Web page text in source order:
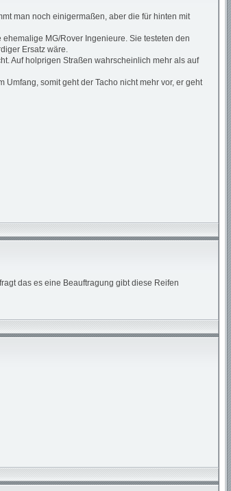
man noch einigermaßen, aber die für hinten mit
MG/Rover Ingenieure. Sie testeten den
Ersatz wäre.
Auf holprigen Straßen wahrscheinlich mehr als auf
somit geht der Tacho nicht mehr vor, er geht
das es eine Beauftragung gibt diese Reifen